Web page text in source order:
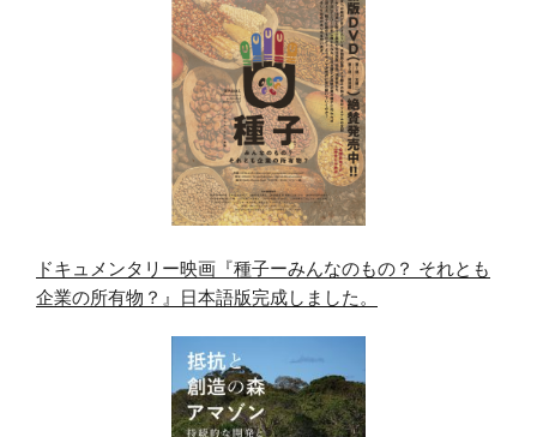
ドキュメンタリー映画『種子ーみんなのもの？ それとも
企業の所有物？』日本語版完成しました。